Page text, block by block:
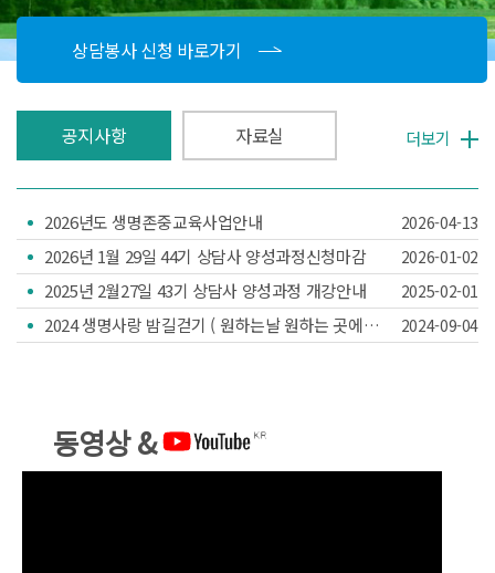
상담봉사 신청 바로가기
공지사항 자료실 더보기
2026년도 생명존중교육사업안내 2026-04-13
2026년 1월 29일 44기 상담사 양성과정신청마감 2026-01-02
2025년 2월27일 43기 상담사 양성과정 개강안내 2025-02-01
2024 생명사랑 밤길걷기 ( 원하는날 원하는 곳에서 따로 ! 같이... 2024-09-04
동영상 &